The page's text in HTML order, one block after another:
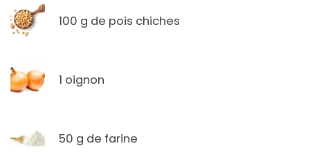
100 g de pois chiches
1 oignon
50 g de farine